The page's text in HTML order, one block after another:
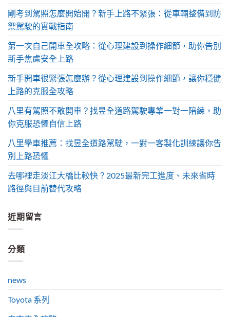
剛考到駕照怎麼開始開？新手上路不緊張：從車輛整備到防
禦駕駛的實戰指南
第一次自己開車全攻略：從心理建設到操作細節，助你告別
新手焦慮安全上路
新手開車很緊張怎麼辦？從心理建設到操作細節，讓你穩健
上路的克服全攻略
八里有駕照不敢開車？找昱全道路駕駛專業一對一陪練，助
你克服恐懼自信上路
八里學車推薦：找昱全道路駕駛，一對一客製化訓練讓你告
別上路恐懼
去哪裡走淡江大橋比較快？2025最新完工進度、未來省時
路徑與目前替代攻略
近期留言
分類
news
Toyota 系列